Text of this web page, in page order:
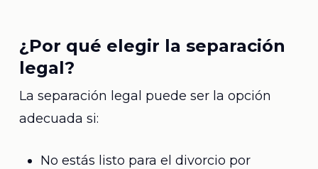
¿Por qué elegir la separación
legal?
La separación legal puede ser la opción
adecuada si:
No estás listo para el divorcio por